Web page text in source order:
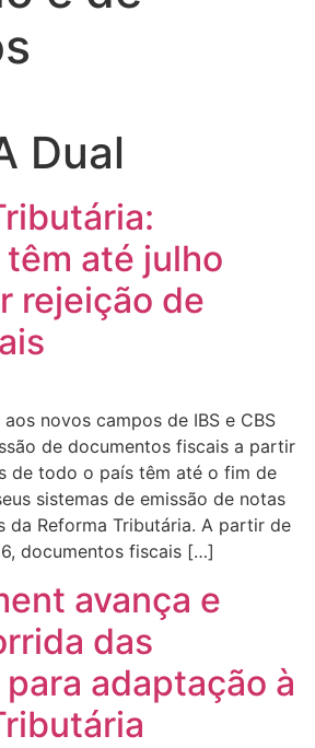
Dual
até julho
rejeição de
novos campos de IBS e CBS
de documentos fiscais a partir
de todo o país têm até o fim de
sistemas de emissão de notas
da Reforma Tributária. A partir de
documentos fiscais […]
avança e
das
adaptação à